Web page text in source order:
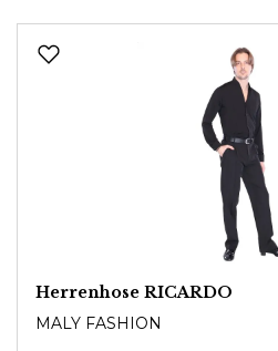
Herrenhose RICARDO
MALY FASHION